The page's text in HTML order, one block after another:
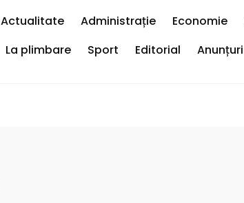
Actualitate Administrație Economie
La plimbare Sport Editorial Anunțuri